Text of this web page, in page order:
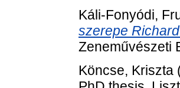
Káli-Fonyódi,
szerepe
Zeneművészeti
Köncse, Kriszta